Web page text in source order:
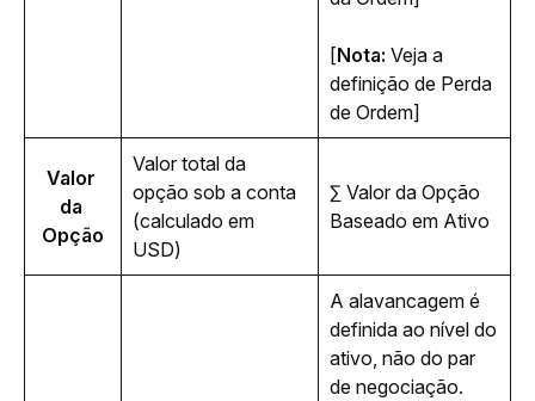
[Nota: Veja a
definição de Perda
de Ordem]
Valor
da
Opção
Valor total da
opção sob a conta
(calculado em
USD)
∑ Valor da Opção
Baseado em Ativo
A alavancagem é
definida ao nível do
ativo, não do par
de negociação.